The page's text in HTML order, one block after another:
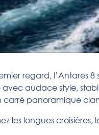
regard, l’Antares
audace style,
carré panoramique
les longues